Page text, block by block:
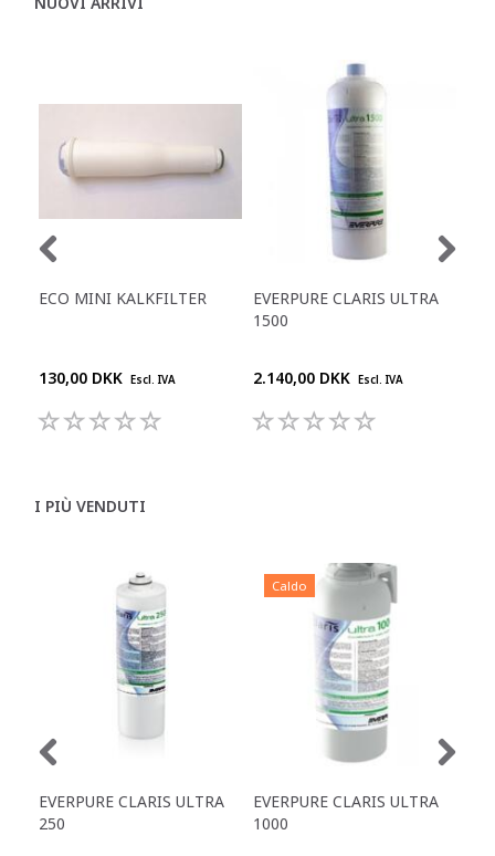
ECO MINI KALKFILTER
130,00 DKK Escl. IVA
EVERPURE CLARIS ULTRA
1500
2.140,00 DKK Escl. IVA
I PIÙ VENDUTI
EVERPURE CLARIS ULTRA
250
Caldo
EVERPURE CLARIS ULTRA
1000